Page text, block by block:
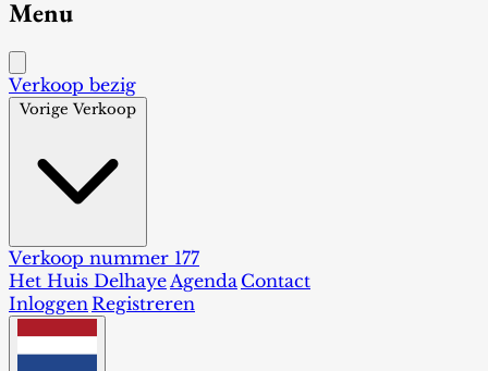
Menu
Verkoop bezig
Vorige Verkoop
Verkoop nummer 177
Het Huis DelhayeAgenda Contact
InloggenRegistreren